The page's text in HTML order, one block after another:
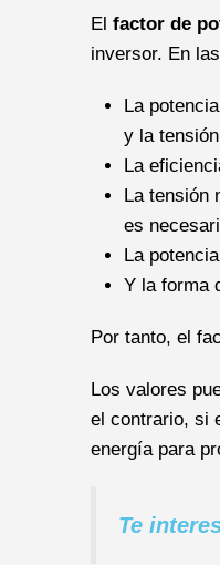
El factor de
inversor. En
La
y la
La
La tensión
es
La
Y la forma
Por tanto, el
Los valores
el contrario, si
energía para
Te